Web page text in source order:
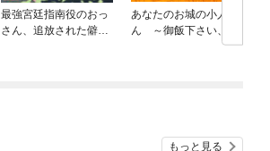
最強宮廷指南役のおっ
さん、追放された僻地
あなたのお城の小人さ
ん ～御飯下さい、働
きますっ～（コミッ
もっと見る